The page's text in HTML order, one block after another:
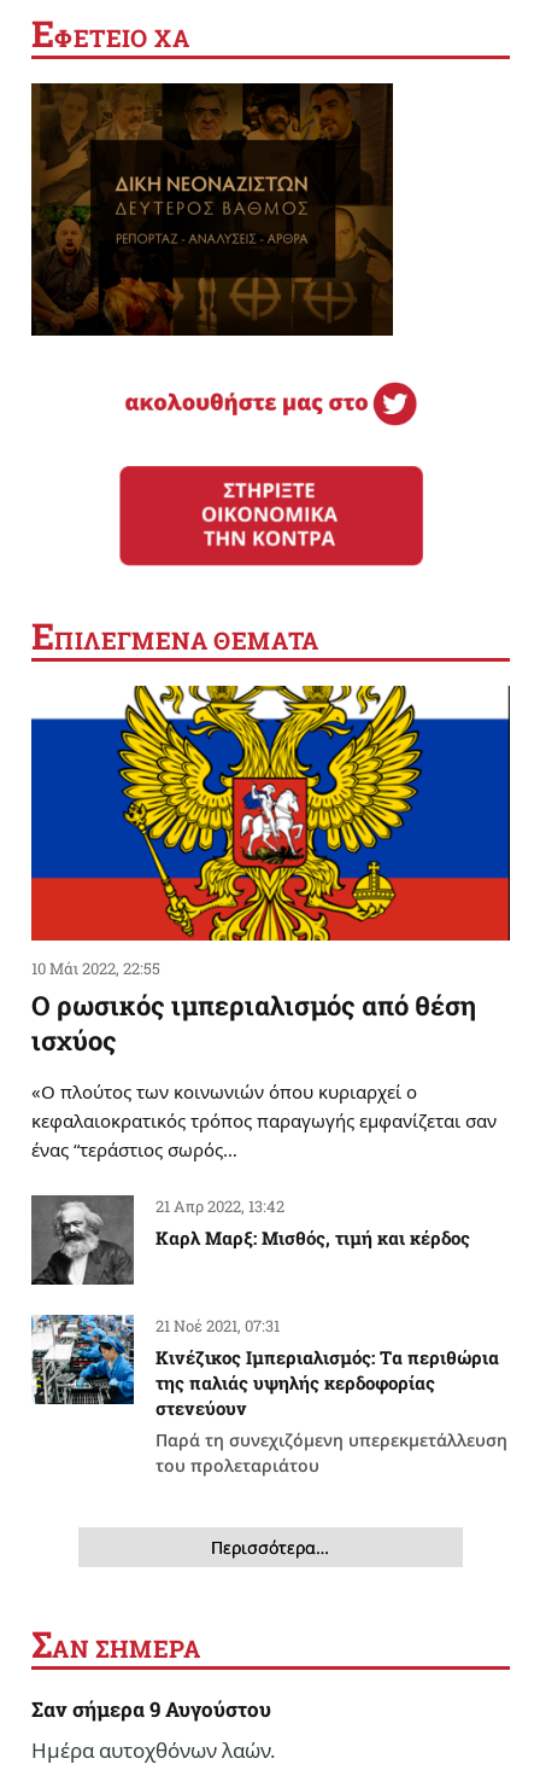
ΕΦΕΤΕΙΟ ΧΑ
ΕΠΙΛΕΓΜΕΝΑ ΘΕΜΑΤΑ
10 Μάι 2022, 22:55
Ο ρωσικός ιμπεριαλισμός από θέση
ισχύος
«Ο πλούτος των κοινωνιών όπου κυριαρχεί ο
κεφαλαιοκρατικός τρόπος παραγωγής εμφανίζεται σαν
ένας “τεράστιος σωρός…
21 Απρ 2022, 13:42
Καρλ Μαρξ: Μισθός, τιμή και κέρδος
21 Νοέ 2021, 07:31
Κινέζικος Ιμπεριαλισμός: Tα περιθώρια
της παλιάς υψηλής κερδοφορίας
στενεύουν
Παρά τη συνεχιζόμενη υπερεκμετάλλευση
του προλεταριάτου
Περισσότερα…
ΣΑΝ ΣΗΜΕΡΑ
Σαν σήμερα 9 Αυγούστου
Ημέρα αυτοχθόνων λαών.